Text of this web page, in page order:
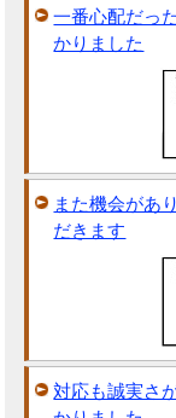
一番心配だっ
かりました
また機会があ
だきます
対応も誠実さ